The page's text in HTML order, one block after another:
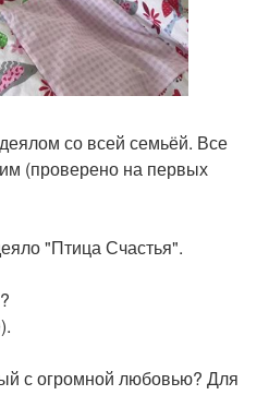
со всей семьёй. Все
(проверено на первых
"Птица Счастья".
с огромной любовью? Для